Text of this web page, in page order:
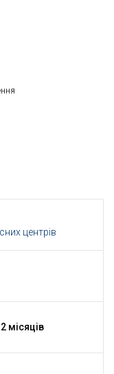
центрів
місяців